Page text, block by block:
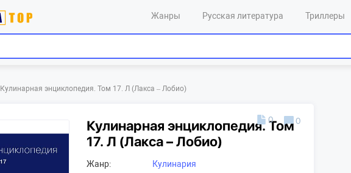
Жанры Русская литература Триллеры
Кулинарная энциклопедия. Том 17. Л (Лакса – Лобио)
Кулинарная энциклопедия. Том
17. Л (Лакса – Лобио)
Жанр:
Кулинария
0 0